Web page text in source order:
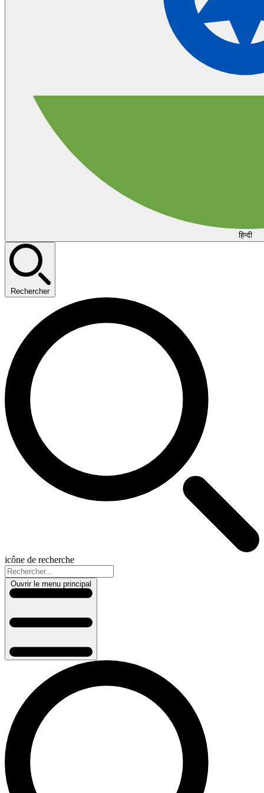
हिन्दी
Rechercher
icône de recherche
Ouvrir le menu principal